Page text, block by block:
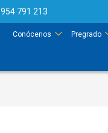
954 791 213
Conócenos Pregrado